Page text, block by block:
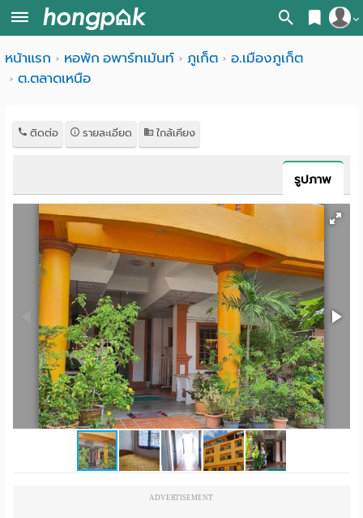
สมัครสมาชิก
หน้า
ค้นหา
ค้นจากสถานีรถไฟฟ้า
ค้นตามจังหวัด
ค้นจากสถานศึกษา
ค้นจากแผนที่
ค้นแบบละเอียด
พาร์
เดือน
หน้าแรก หอพัก อพาร์ทเม้นท์ ภูเก็ต
อ.เมืองภูเก็ต
ต.ตลาดเหนือ
ติดต่อ รายละเอียด ใกล้เคียง
รูปภาพ
ADVERTISEMENT